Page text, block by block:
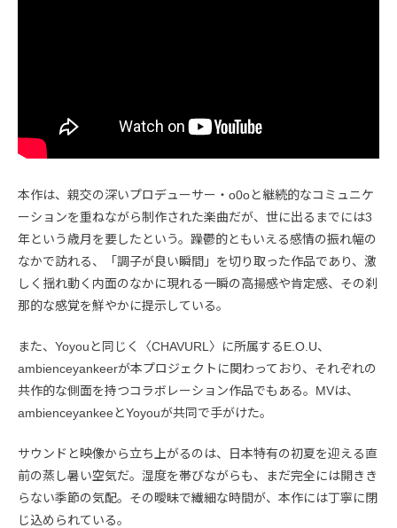
本作は、親交の深いプロデューサー・o0oと継続的なコミュニケ
ーションを重ねながら制作された楽曲だが、世に出るまでには3
年という歳月を要したという。躁鬱的ともいえる感情の振れ幅の
なかで訪れる、「調子が良い瞬間」を切り取った作品であり、激
しく揺れ動く内面のなかに現れる一瞬の高揚感や肯定感、その刹
那的な感覚を鮮やかに提示している。
また、Yoyouと同じく〈CHAVURL〉に所属するE.O.U、
ambienceyankeerが本プロジェクトに関わっており、それぞれの
共作的な側面を持つコラボレーション作品でもある。MVは、
ambienceyankeeとYoyouが共同で手がけた。
サウンドと映像から立ち上がるのは、日本特有の初夏を迎える直
前の蒸し暑い空気だ。湿度を帯びながらも、まだ完全には開きき
らない季節の気配。その曖昧で繊細な時間が、本作には丁寧に閉
じ込められている。